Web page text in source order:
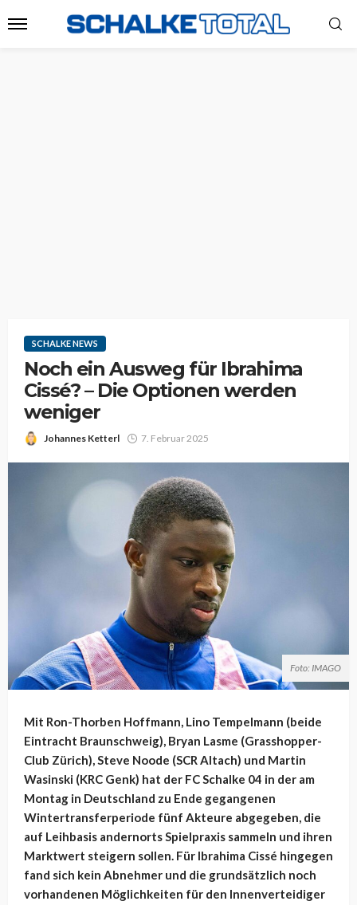
SCHALKE NEWS
Noch ein Ausweg für Ibrahima
Cissé? – Die Optionen werden
weniger
Johannes Ketterl 7. Februar 2025
Foto: IMAGO
Mit Ron-Thorben Hoffmann, Lino Tempelmann (beide
Eintracht Braunschweig), Bryan Lasme (Grasshopper-
Club Zürich), Steve Noode (SCR Altach) und Martin
Wasinski (KRC Genk) hat der FC Schalke 04 in der am
Montag in Deutschland zu Ende gegangenen
Wintertransferperiode fünf Akteure abgegeben, die
auf Leihbasis andernorts Spielpraxis sammeln und ihren
Marktwert steigern sollen. Für Ibrahima Cissé hingegen
fand sich kein Abnehmer und die grundsätzlich noch
vorhandenen Möglichkeiten für den Innenverteidiger